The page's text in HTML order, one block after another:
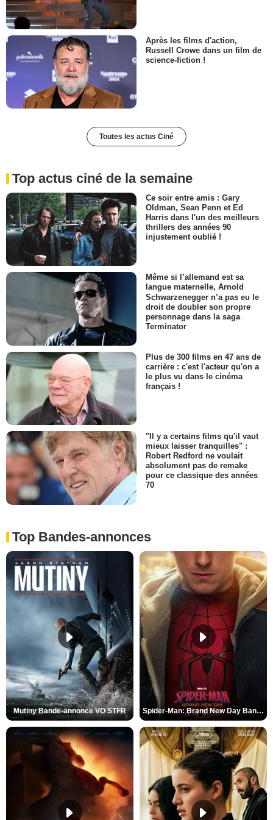
Après les films d'action,
Russell Crowe dans un film de
science-fiction !
Toutes les actus Ciné
Top actus ciné de la semaine
Ce soir entre amis : Gary
Oldman, Sean Penn et Ed
Harris dans l'un des meilleurs
thrillers des années 90
injustement oublié !
Même si l’allemand est sa
langue maternelle, Arnold
Schwarzenegger n’a pas eu le
droit de doubler son propre
personnage dans la saga
Terminator
Plus de 300 films en 47 ans de
carrière : c'est l'acteur qu'on a
le plus vu dans le cinéma
français !
"Il y a certains films qu'il vaut
mieux laisser tranquilles" :
Robert Redford ne voulait
absolument pas de remake
pour ce classique des années
70
Top Bandes-annonces
Mutiny Bande-annonce VO STFR Spider-Man: Brand New Day Bande-annonce VO STFR